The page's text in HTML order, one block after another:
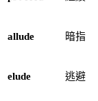
allude 暗指
elude 逃避